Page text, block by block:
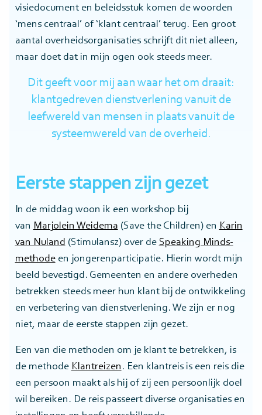
visiedocument en beleidsstuk komen de woorden
‘mens centraal’ of ‘klant centraal’ terug. Een groot
aantal overheidsorganisaties schrijft dit niet alleen,
maar doet dat in mijn ogen ook steeds meer.
Dit geeft voor mij aan waar het om draait:
klantgedreven dienstverlening vanuit de
leefwereld van mensen in plaats vanuit de
systeemwereld van de overheid.
Eerste stappen zijn gezet
In de middag woon ik een workshop bij
van Marjolein Weidema (Save the Children) en Karin
van Nuland (Stimulansz) over de Speaking Minds-
methodeen jongerenparticipatie. Hierin wordt mijn
beeld bevestigd. Gemeenten en andere overheden
betrekken steeds meer hun klant bij de ontwikkeling
en verbetering van dienstverlening. We zijn er nog
niet, maar de eerste stappen zijn gezet.
Een van die methoden om je klant te betrekken, is
de methode Klantreizen . Een klantreis is een reis die
een persoon maakt als hij of zij een persoonlijk doel
wil bereiken. De reis passeert diverse organisaties en